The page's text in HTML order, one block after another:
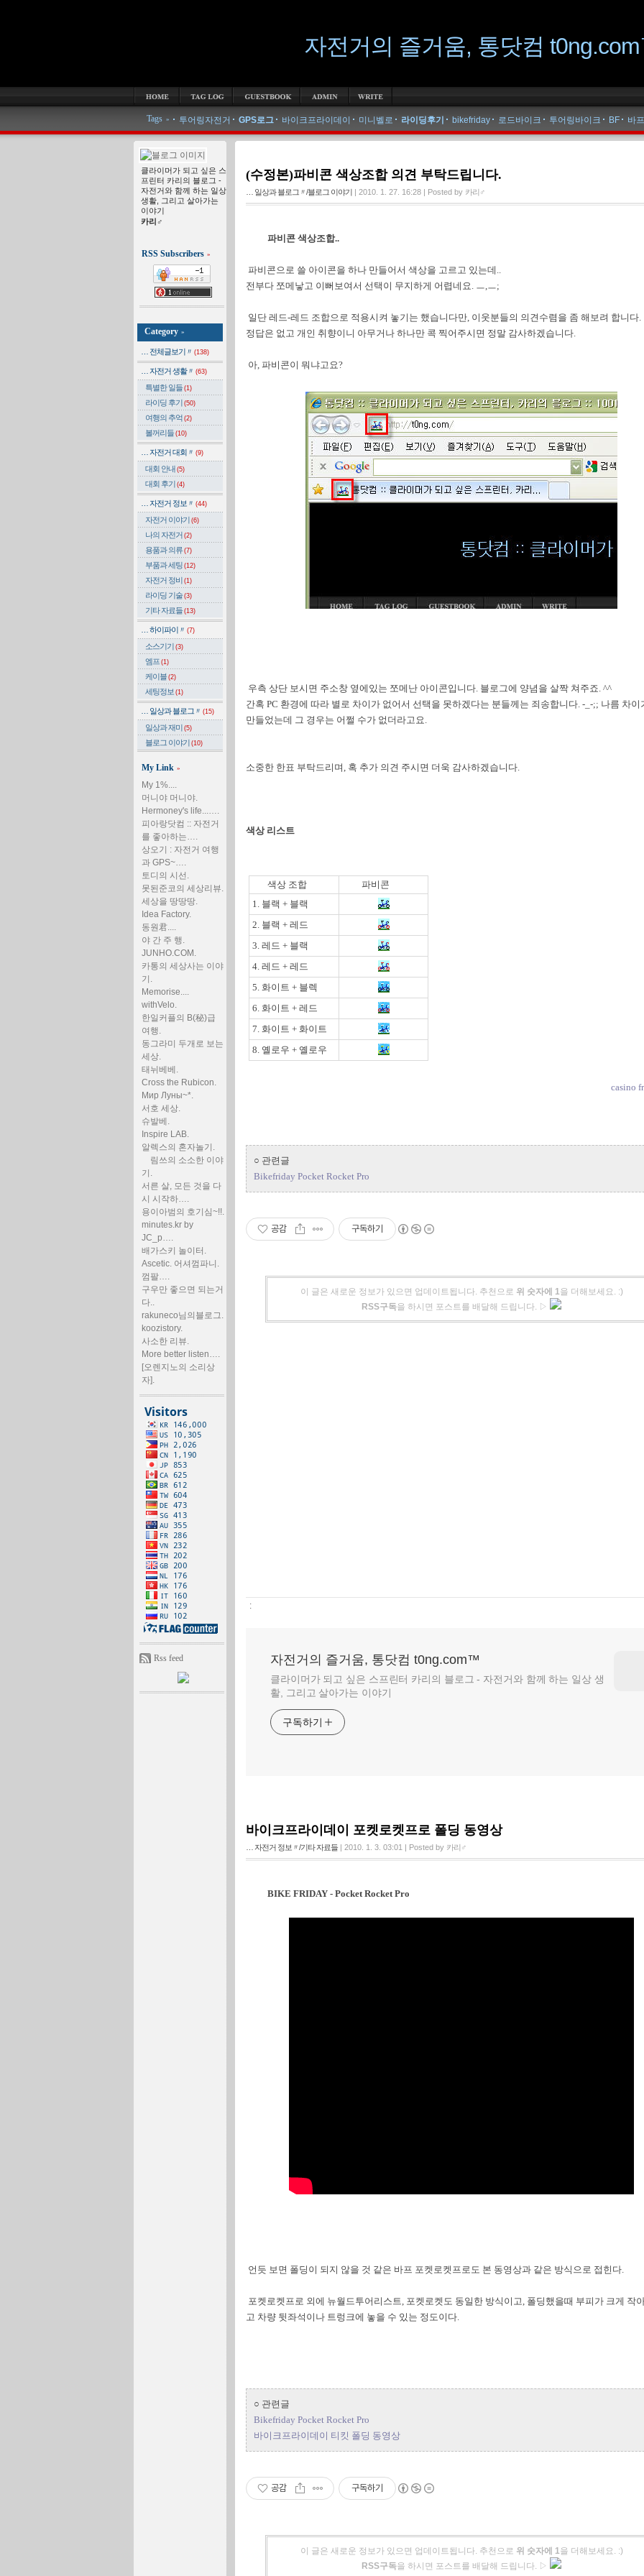
자전거의 즐거움, 통닷컴
ADMIN WRITE
Tags » 투어링자전거 GPS로그 바이크프라이데이 미니벨로 라이딩후기 bikefriday 로드바이크 투어링바이크 BF 바프
more tags »
클라이머가 되고 싶은 스
프린터 카리의 블로그 -
자전거와 함께 하는 일상
생활, 그리고 살아가는
이야기
카리♂
RSS Subscribers »
Category »
… 전체글보기〃 (138)
… 자전거 생활〃 (63)
특별한 일들 (1)
라이딩 후기 (50)
여행의 추억 (2)
볼꺼리들 (10)
… 자전거 대회〃 (9)
대회 안내 (5)
대회 후기 (4)
… 자전거 정보〃 (44)
자전거 이야기 (6)
나의 자전거 (2)
용품과 의류 (7)
부품과 세팅 (12)
자전거 정비 (1)
라이딩 기술 (3)
기타 자료들 (13)
… 하이파이〃 (7)
소스기기 (3)
엠프 (1)
케이블 (2)
세팅정보 (1)
… 일상과 블로그〃 (15)
일상과 재미 (5)
블로그 이야기 (10)
My Link »
My 1%....
머니야 머니야.
Hermoney's life...….
피아랑닷컴 :: 자전거
를 좋아하는….
상오기 : 자전거 여행
과 GPS~….
토디의 시선.
못된준코의 세상리뷰.
세상을 땅땅땅.
Idea Factory.
동원君....
야 간 주 행.
JUNHO.COM.
카통의 세상사는 이야
기.
Memorise....
withVelo.
한일커플의 B(秘)급
여행.
동그라미 두개로 보는
세상.
태뉘베베.
Cross the Rubicon.
Мир Луны~*.
서호 세상.
슈발베.
Inspire LAB.
알렉스의 혼자놀기.
림쓰의 소소한 이야
기.
서른 살, 모든 것을 다
시 시작하….
용이아범의 호기심~!!.
minutes.kr by
JC_p….
배가스키 놀이터.
Ascetic. 어셔껌파니.
껌팔….
구우만 좋으면 되는거
다..
rakuneco님의블로그.
koozistory.
사소한 리뷰.
More better listen….
[오렌지노의 소리상
자].
Rss feed
(수정본)파비콘 색상조합 의견 부탁드립니다.
… 일상과 블로그〃/블로그 이야기 | 2010. 1. 27. 16:28 | Posted by 카리♂
파비콘 색상조합..
파비콘으로 쓸 아이콘을 하나 만들어서 색상을 고르고 있는데..
전부다 쪼메낳고 이뻐보여서 선택이 무지하게 어렵네요. ㅡ,ㅡ;
일단 레드-레드 조합으로 적용시켜 놓기는 했습니다만, 이웃분들의 의견수렴을 좀 해보려 합니다.
정답은 없고 개인 취향이니 아무거나 하나만 콕 찍어주시면 정말 감사하겠습니다.
아, 파비콘이 뭐냐고요?
우측 상단 보시면 주소창 옆에있는 쪼메난 아이콘입니다. 블로그에 양념을 살짝 쳐주죠. ^^
간혹 PC 환경에 따라 별로 차이가 없어서 선택을 못하겠다는 분들께는 죄송합니다. -_-;; 나름 차이
만들었는데 그 경우는 어쩔 수가 없더라고요.
소중한 한표 부탁드리며, 혹 추가 의견 주시면 더욱 감사하겠습니다.
색상 리스트
색상 조합
파비콘
1. 블랙 + 블랙
2. 블랙 + 레드
3. 레드 + 블랙
4. 레드 + 레드
5. 화이트 + 블렉
6. 화이트 + 레드
7. 화이트 + 화이트
8. 옐로우 + 옐로우
casino
○ 관련글
Bikefriday Pocket Rocket Pro
공감 구독하기
이 글은 새로운 정보가 있으면 업데이트됩니다. 추천으로 위 숫자에 1을 더해보세요. :)
RSS구독을 하시면 포스트를 배달해 드립니다. ▷
:
자전거의 즐거움, 통닷컴 t0ng.com™
클라이머가 되고 싶은 스프린터 카리의 블로그 - 자전거와 함께 하는 일상 생
활, 그리고 살아가는 이야기
구독하기
바이크프라이데이 포켓로켓프로 폴딩 동영상
… 자전거 정보〃/기타 자료들 | 2010. 1. 3. 03:01 | Posted by 카리♂
BIKE FRIDAY - Pocket Rocket Pro
언듯 보면 폴딩이 되지 않을 것 같은 바프 포켓로켓프로도 본 동영상과 같은 방식으로 접힌다.
포켓로켓프로 외에 뉴월드투어리스트, 포켓로켓도 동일한 방식이고, 폴딩했을때 부피가 크게 작
고 차량 뒷좌석이나 트렁크에 놓을 수 있는 정도이다.
○ 관련글
Bikefriday Pocket Rocket Pro
바이크프라이데이 티킷 폴딩 동영상
공감 구독하기
이 글은 새로운 정보가 있으면 업데이트됩니다. 추천으로 위 숫자에 1을 더해보세요. :)
RSS구독을 하시면 포스트를 배달해 드립니다. ▷